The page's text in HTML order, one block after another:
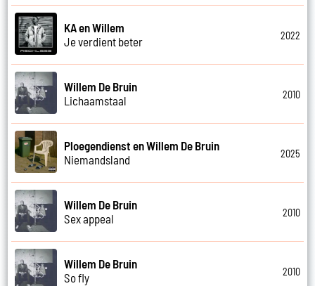
KA en Willem
Je verdient beter
2022
Willem De Bruin
Lichaamstaal
2010
Ploegendienst en Willem De Bruin
Niemandsland
2025
Willem De Bruin
Sex appeal
2010
Willem De Bruin
So fly
2010